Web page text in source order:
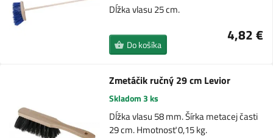
Dĺžka vlasu 25 cm.
4,82 €
Do košíka
Zmetáčik ručný 29 cm Levior
Skladom 3 ks
Dĺžka vlasu 58 mm. Šírka metacej časti
29 cm. Hmotnosť 0,15 kg.